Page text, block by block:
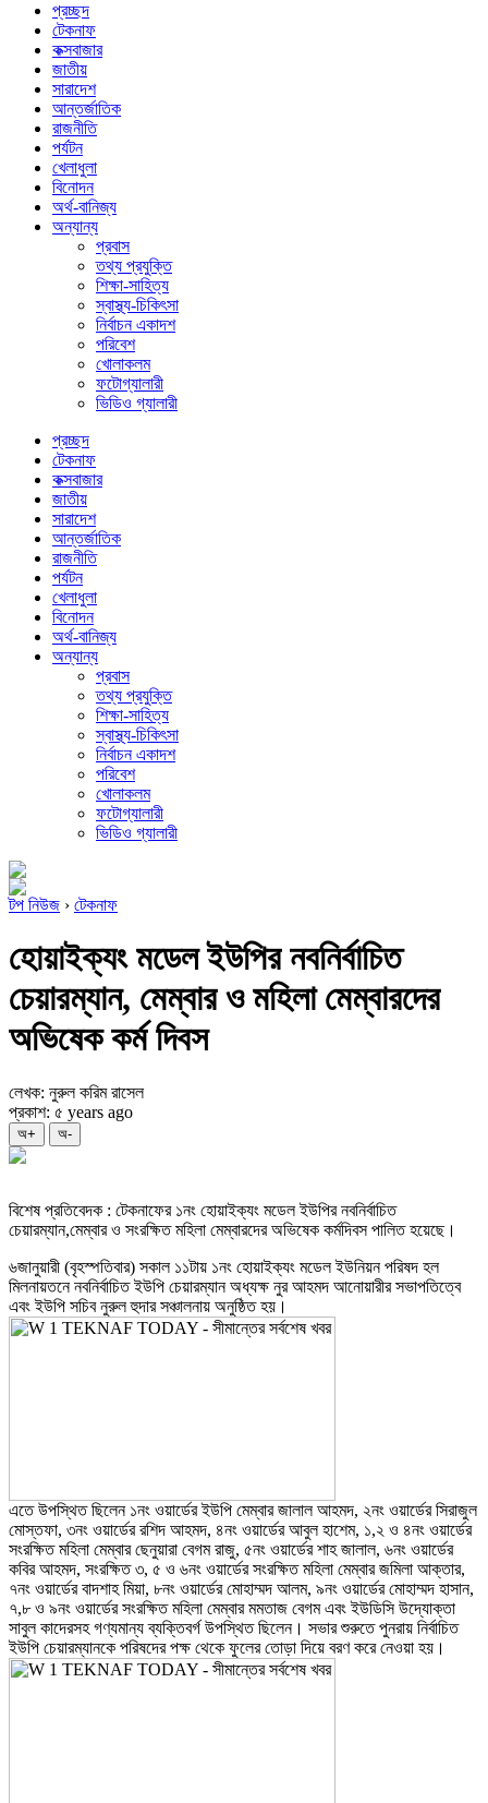
প্রচ্ছদ
টেকনাফ
কক্সবাজার
জাতীয়
সারাদেশ
আন্তর্জাতিক
রাজনীতি
পর্যটন
খেলাধুলা
বিনোদন
অর্থ-বানিজ্য
অন্যান্য
প্রবাস
তথ্য প্রযুক্তি
শিক্ষা-সাহিত্য
স্বাস্থ্য-চিকিৎসা
নির্বাচন একাদশ
পরিবেশ
খোলাকলম
ফটোগ্যালারী
ভিডিও গ্যালারী
প্রচ্ছদ
টেকনাফ
কক্সবাজার
জাতীয়
সারাদেশ
আন্তর্জাতিক
রাজনীতি
পর্যটন
খেলাধুলা
বিনোদন
অর্থ-বানিজ্য
অন্যান্য
প্রবাস
তথ্য প্রযুক্তি
শিক্ষা-সাহিত্য
স্বাস্থ্য-চিকিৎসা
নির্বাচন একাদশ
পরিবেশ
খোলাকলম
ফটোগ্যালারী
ভিডিও গ্যালারী
টপ নিউজ › টেকনাফ
হোয়াইক্যং মডেল ইউপির নবনির্বাচিত
চেয়ারম্যান, মেম্বার ও মহিলা মেম্বারদের
অভিষেক কর্ম দিবস
লেখক: নুরুল করিম রাসেল
প্রকাশ: ৫ years ago
অ+ অ-
বিশেষ প্রতিবেদক : টেকনাফের ১নং হোয়াইক্যং মডেল ইউপির নবনির্বাচিত
চেয়ারম্যান,মেম্বার ও সংরক্ষিত মহিলা মেম্বারদের অভিষেক কর্মদিবস পালিত হয়েছে।
৬জানুয়ারী (বৃহস্পতিবার) সকাল ১১টায় ১নং হোয়াইক্যং মডেল ইউনিয়ন পরিষদ হল
মিলনায়তনে নবনির্বাচিত ইউপি চেয়ারম্যান অধ্যক্ষ নুর আহমদ আনোয়ারীর সভাপতিত্বে
এবং ইউপি সচিব নুরুল হুদার সঞ্চালনায় অনুষ্ঠিত হয়।
এতে উপস্থিত ছিলেন ১নং ওয়ার্ডের ইউপি মেম্বার জালাল আহমদ, ২নং ওয়ার্ডের সিরাজুল
মোস্তফা, ৩নং ওয়ার্ডের রশিদ আহমদ, ৪নং ওয়ার্ডের আবুল হাশেম, ১,২ ও ৪নং ওয়ার্ডের
সংরক্ষিত মহিলা মেম্বার ছেনুয়ারা বেগম রাজু, ৫নং ওয়ার্ডের শাহ জালাল, ৬নং ওয়ার্ডের
কবির আহমদ, সংরক্ষিত ৩, ৫ ও ৬নং ওয়ার্ডের সংরক্ষিত মহিলা মেম্বার জমিলা আক্তার,
৭নং ওয়ার্ডের বাদশাহ মিয়া, ৮নং ওয়ার্ডের মোহাম্মদ আলম, ৯নং ওয়ার্ডের মোহাম্মদ হাসান,
৭,৮ ও ৯নং ওয়ার্ডের সংরক্ষিত মহিলা মেম্বার মমতাজ বেগম এবং ইউডিসি উদ্যোক্তা
সাবুল কাদেরসহ গণ্যমান্য ব্যক্তিবর্গ উপস্থিত ছিলেন। সভার শুরুতে পুনরায় নির্বাচিত
ইউপি চেয়ারম্যানকে পরিষদের পক্ষ থেকে ফুলের তোড়া দিয়ে বরণ করে নেওয়া হয়।